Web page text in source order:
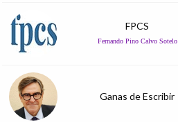
FPCS
Fernando Pino Calvo Sotelo
Ganas de Escribir